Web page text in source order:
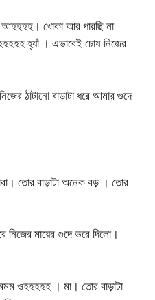
খোকা আর পারছি না
হ্যাঁ । এভাবেই চোষ নিজের
ঠাটানো বাড়াটা ধরে আমার গুদে
তোর বাড়াটা অনেক বড় । তোর
মায়ের গুদে ভরে দিলো।
ওহহহহহ । মা। তোর বাড়াটা